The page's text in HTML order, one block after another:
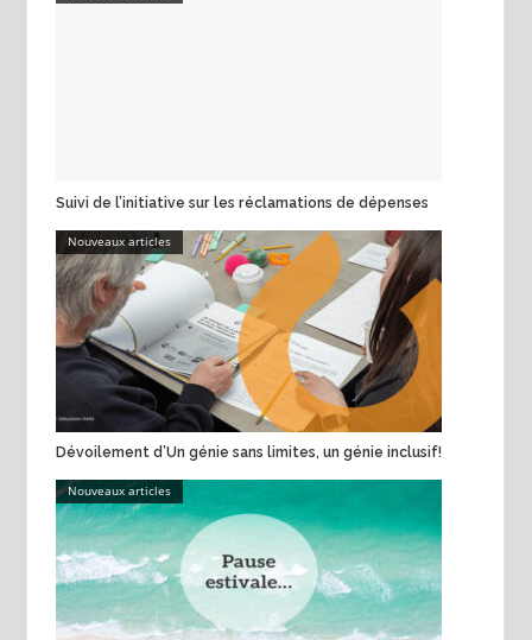
Suivi de l’initiative sur les réclamations de dépenses
Nouveaux articles
Dévoilement d’Un génie sans limites, un génie inclusif!
Nouveaux articles